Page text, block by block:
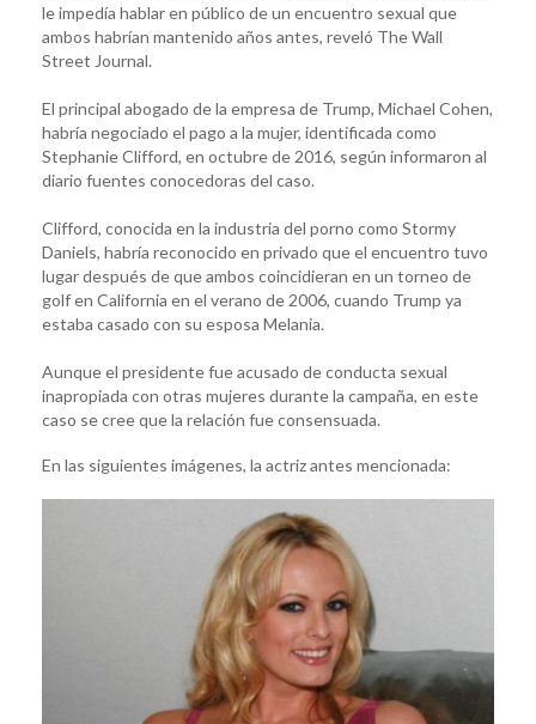
le impedía hablar en público de un encuentro sexual que
ambos habrían mantenido años antes, reveló The Wall
Street Journal.
El principal abogado de la empresa de Trump, Michael Cohen,
habría negociado el pago a la mujer, identificada como
Stephanie Clifford, en octubre de 2016, según informaron al
diario fuentes conocedoras del caso.
Clifford, conocida en la industria del porno como Stormy
Daniels, habría reconocido en privado que el encuentro tuvo
lugar después de que ambos coincidieran en un torneo de
golf en California en el verano de 2006, cuando Trump ya
estaba casado con su esposa Melania.
Aunque el presidente fue acusado de conducta sexual
inapropiada con otras mujeres durante la campaña, en este
caso se cree que la relación fue consensuada.
En las siguientes imágenes, la actriz antes mencionada: